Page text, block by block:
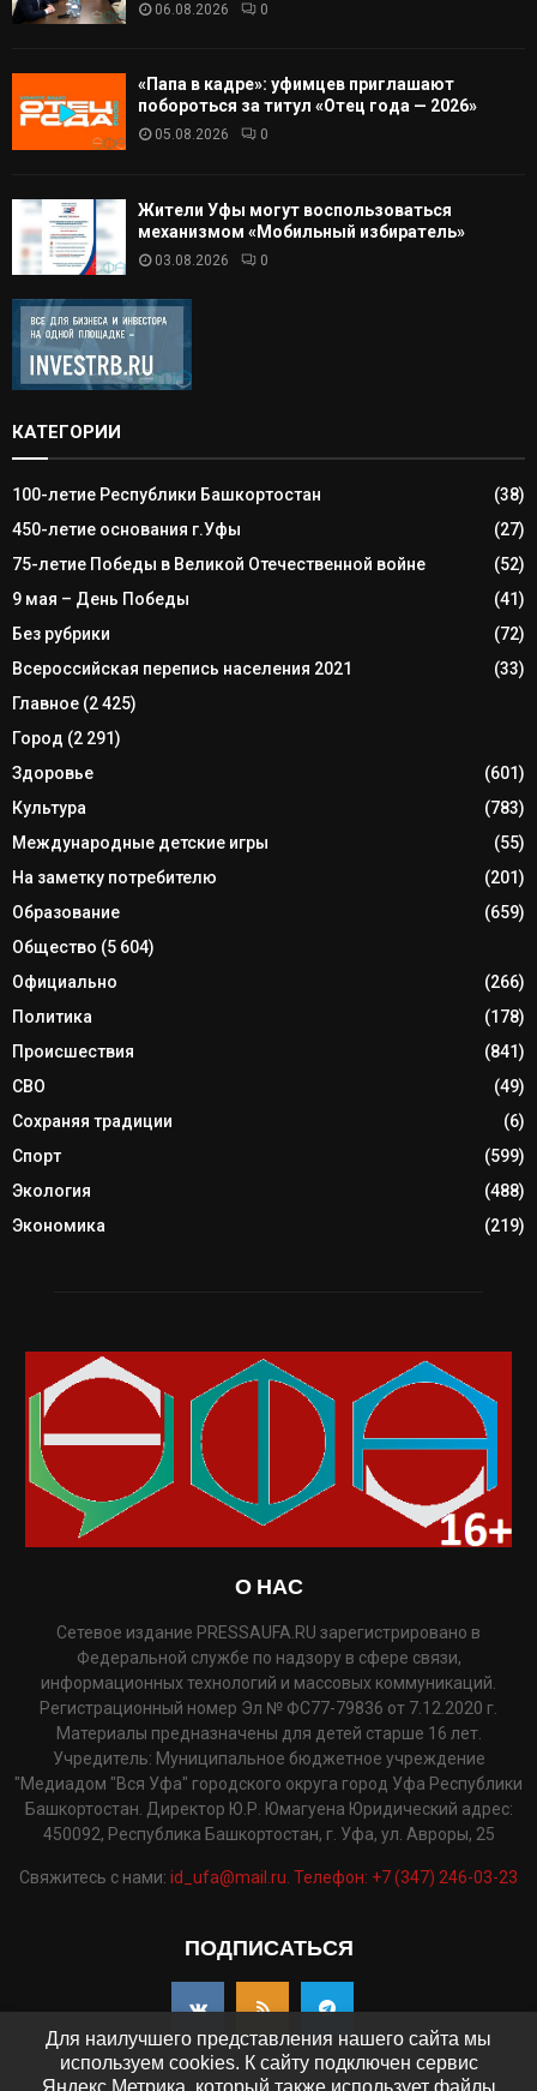
06.08.2026 0
«Папа в кадре»: уфимцев приглашают
побороться за титул «Отец года — 2026»
05.08.2026 0
Жители Уфы могут воспользоваться
механизмом «Мобильный избиратель»
03.08.2026 0
КАТЕГОРИИ
100-летие Республики Башкортостан
(38)
450-летие основания г.Уфы
(27)
75-летие Победы в Великой Отечественной войне
(52)
9 мая – День Победы
(41)
Без рубрики
(72)
Всероссийская перепись населения 2021
(33)
Главное (2 425)
Город (2 291)
Здоровье
(601)
Культура
(783)
Международные детские игры
(55)
На заметку потребителю
(201)
Образование
(659)
Общество (5 604)
Официально
(266)
Политика
(178)
Происшествия
(841)
СВО
(49)
Сохраняя традиции
(6)
Спорт
(599)
Экология
(488)
Экономика
(219)
О НАС
Сетевое издание PRESSAUFA.RU зарегистрировано в
Федеральной службе по надзору в сфере связи,
информационных технологий и массовых коммуникаций.
Регистрационный номер Эл № ФС77-79836 от 7.12.2020 г.
Материалы предназначены для детей старше 16 лет.
Учредитель: Муниципальное бюджетное учреждение
"Медиадом "Вся Уфа" городского округа город Уфа Республики
Башкортостан. Директор Ю.Р. Юмагуена Юридический адрес:
450092, Республика Башкортостан, г. Уфа, ул. Авроры, 25
Свяжитесь с нами: id_ufa@mail.ru. Телефон: +7 (347) 246-03-23
ПОДПИСАТЬСЯ
Для наилучшего представления нашего сайта мы
используем cookies. К сайту подключен сервис
Яндекс.Метрика, который также использует файлы